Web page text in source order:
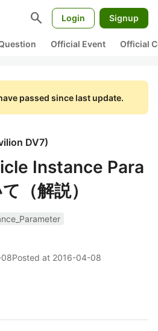
search Login Signup
Official Event Official
passed since last update.
DV7)
Instance Para
（解説）
Posted at 2016-04-08